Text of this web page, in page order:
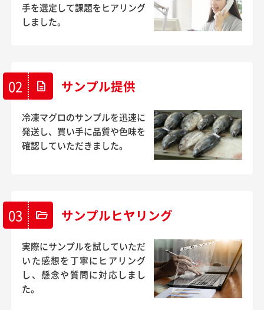
手を選定して課題をヒアリング
しました。
02 description サンプル提供
冷凍マグロのサンプルを迅速に
発送し、買い手に品質や色味を
確認していただきました。
03 folder_open サンプルヒヤリング
実際にサンプルを試していただ
いた感想を丁寧にヒアリング
し、懸念や質問に対応しまし
た。